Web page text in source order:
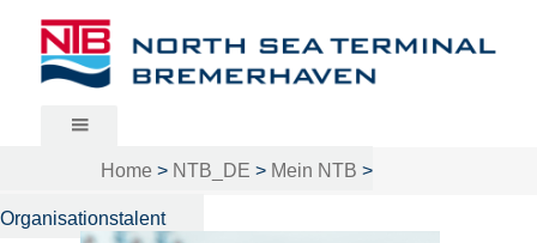
North Sea Terminal Bremerhaven
Home > NTB_DE > Mein NTB >
Organisationstalent